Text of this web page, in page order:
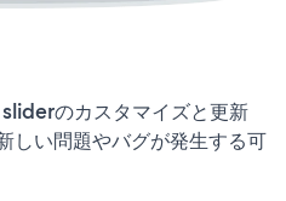
のカスタマイズと更新
しい問題やバグが発生する可